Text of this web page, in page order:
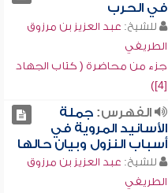
في الحرب
للشيخ: عبد العزيز بن مرزوق
الطريفي
جزء من محاضرة ( كتاب الجهاد
[4])
الفهرس:جملة
الأسانيد المروية في
أسباب النزول وبيان حالها
للشيخ: عبد العزيز بن مرزوق
الطريفي